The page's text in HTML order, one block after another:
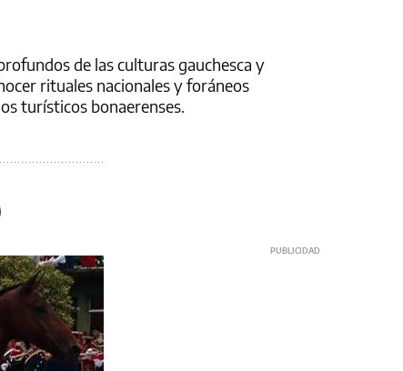
de las culturas gauchesca y
rituales nacionales y foráneos
turísticos bonaerenses.